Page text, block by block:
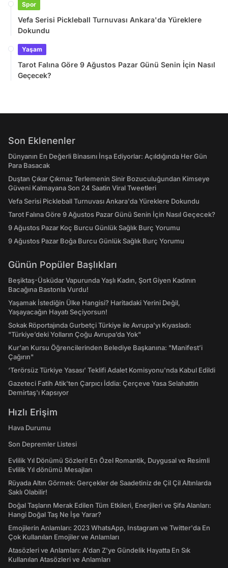
Spor
Vefa Serisi Pickleball Turnuvası Ankara'da Yüreklere
Dokundu
Yaşam
Tarot Falına Göre 9 Ağustos Pazar Günü Senin İçin Nasıl
Geçecek?
Son Eklenenler
Dünyanın En Değerli Binasını İnşa Ediyorlar: Açıldığında Her Gün
Para Basacak
Duştan Çıkar Çıkmaz Terlemenin Sinir Bozuculuğundan Kimseye
Güveni Kalmayana Son 24 Saatin Viral Tweetleri
Vefa Serisi Pickleball Turnuvası Ankara'da Yüreklere Dokundu
Tarot Falına Göre 9 Ağustos Pazar Günü Senin İçin Nasıl Geçecek?
9 Ağustos Pazar Koç Burcu Günlük Sağlık Burç Yorumu
9 Ağustos Pazar Boğa Burcu Günlük Sağlık Burç Yorumu
Günün Popüler Başlıkları
Beşiktaş-Üsküdar Vapurunda Yaşlı Kadın, Şort Giyen Kadının
Bacağına Bastonla Vurdu!
Yaşamak İstediğin Ülke Hangisi? Haritadaki Yerini Değil,
Yaşayacağın Hayatı Seçiyorsun!
Sokak Röportajında Gurbetçi Türkiye ile Avrupa'yı Kıyasladı:
"Türkiye’deki Yolların Çoğu Avrupa’da Yok"
Kur'an Kursu Öğrencilerinden Belediye Başkanına: "Manifest’i
Çağırın"
‘Terörsüz Türkiye Yasası’ Teklifi Adalet Komisyonu'nda Kabul Edildi
Gazeteci Fatih Atik'ten Çarpıcı İddia: Çerçeve Yasa Selahattin
Demirtaş'ı Kapsıyor
Hızlı Erişim
Hava Durumu
Son Depremler Listesi
Evlilik Yıl Dönümü Sözleri! En Özel Romantik, Duygusal ve Resimli
Evlilik Yıl dönümü Mesajları
Rüyada Altın Görmek: Gerçekler de Saadetiniz de Çil Çil Altınlarda
Saklı Olabilir!
Doğal Taşların Merak Edilen Tüm Etkileri, Enerjileri ve Şifa Alanları:
Hangi Doğal Taş Ne İşe Yarar?
Emojilerin Anlamları: 2023 WhatsApp, Instagram ve Twitter'da En
Çok Kullanılan Emojiler ve Anlamları
Atasözleri ve Anlamları: A'dan Z'ye Gündelik Hayatta En Sık
Kullanılan Atasözleri ve Anlamları